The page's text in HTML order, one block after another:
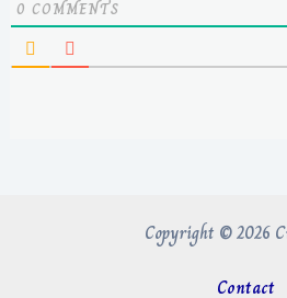
0 COMMENTS
Copyright © 2026
Contact